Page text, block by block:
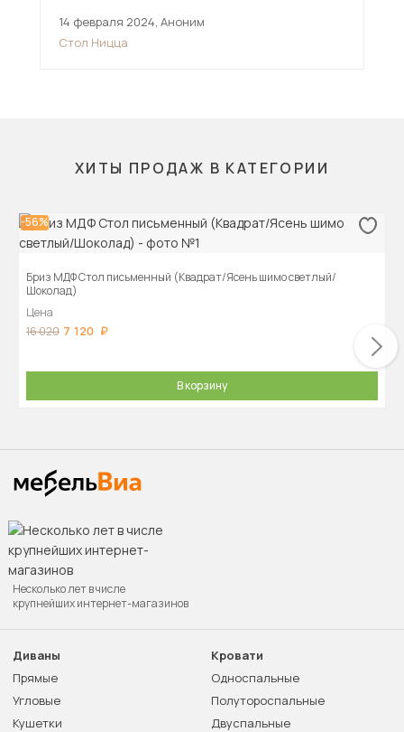
14 февраля 2024, Аноним
Стол Ницца
ХИТЫ ПРОДАЖ В КАТЕГОРИИ
-56%
Бриз МДФ Стол письменный (Квадрат/Ясень шимо светлый/
Шоколад)
Цена
16 020 7 120
В корзину
Несколько лет в числе
крупнейших интернет-магазинов
Диваны
Прямые
Угловые
Кушетки
Кровати
Односпальные
Полутороспальные
Двуспальные